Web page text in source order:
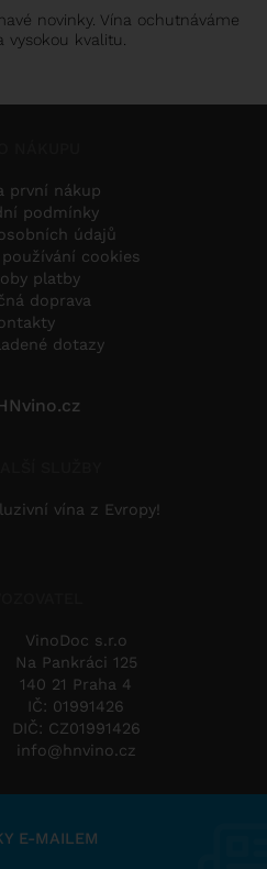
novinky. Vína ochutnáváme
vysokou kvalitu.
první nákup
podmínky
údajů
cookies
platby
doprava
dotazy
vína z Evropy!
VinoDoc s.r.o
Na Pankráci 125
140 21 Praha 4
IČ: 01991426
DIČ: CZ01991426
info@hnvino.cz
E-MAILEM